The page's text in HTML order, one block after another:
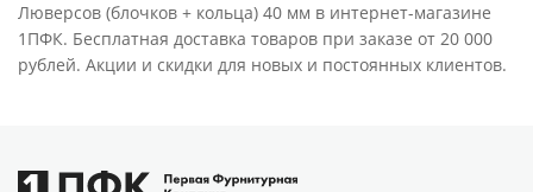
Люверсов (блочков + кольца) 40 мм в интернет-магазине
1ПФК. Бесплатная доставка товаров при заказе от 20 000
рублей. Акции и скидки для новых и постоянных клиентов.